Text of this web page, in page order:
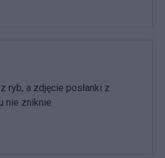
ryb, a zdjęcie posłanki z
nie zniknie